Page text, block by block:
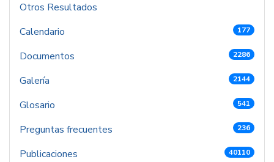
Otros Resultados
Calendario
177
Documentos 2286
Galería 2144
Glosario 541
Preguntas frecuentes 236
Publicaciones 40110